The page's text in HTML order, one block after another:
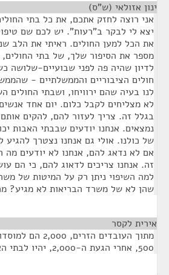
ינון אזולאי (ש"ס)
אני רוצה לחזק אתכם, את כל בתי
יצא לי לבקר ב"רעות". יש לכם שם
את הכל למען החולים. ראיתי את הלב
מספר את הסיפור שלך, של בתי החולים,
לדיון שהיה פה לפני שבועיים-שלושה
חולים הציבוריים והממשלתיים -
לנו בעיה שהם ירוויחו, ושבתי החולים
לא מצליחים לקבל כלום. יום אחד
בגלל זה. צריך לעזור להם, להקים
נמצאים. אנחנו יודעים שבבתי האבות
של כולנו. אולי גם אנחנו נצטרך להגיע
אם לא נדאג להם, אנחנו לא יודעים מה
זה. אנחנו צריכים לדאוג להם, כי הם
למה השיפוי ניתן רק על המיטות של
שהן לא של משרד הבריאות לא מגיע?
אירית לקסר
מתוך העובדים
500, אחרי הגעת ה-2,000, יהיו לבתי האבות של הרווחה.